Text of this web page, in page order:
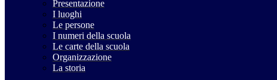
Presentazione
I luoghi
Le persone
I numeri della scuola
Le carte della scuola
Organizzazione
La storia